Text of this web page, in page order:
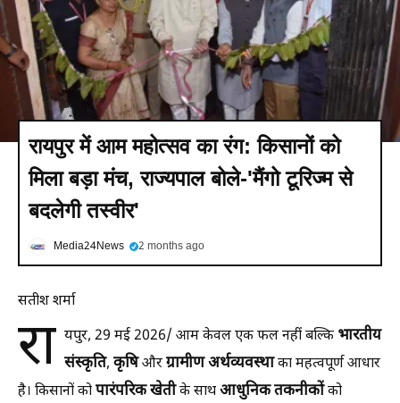
रायपुर में आम महोत्सव का रंग: किसानों को
मिला बड़ा मंच, राज्यपाल बोले-'मैंगो टूरिज्म से
बदलेगी तस्वीर'
Media24News 2 months ago
सतीश शर्मा
रा यपुर, 29 मई 2026/ आम केवल एक फल नहीं बल्कि भारतीय
संस्कृति, कृषिऔरग्रामीण अर्थव्यवस्थाका महत्वपूर्ण आधार
है। किसानों कोपारंपरिक खेतीके साथआधुनिक तकनीकोंको